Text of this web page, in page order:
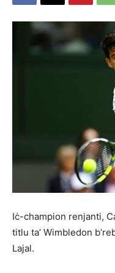
Iċ-champion renjanti,
titlu ta’ Wimbledon
Lajal.